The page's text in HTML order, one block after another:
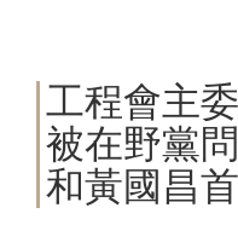
工程會主
被在野黨
和黃國昌